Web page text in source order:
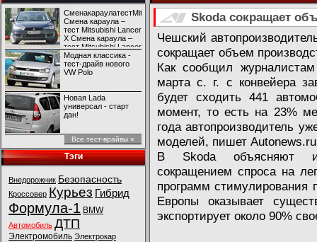
СменакараулатестMitsubishiLancerX
Смена караула –
тест Mitsubishi Lancer
X Смена караула –
тест Mitsubishi Lancer
X
Модная классика -
тест-драйв нового
VW Polo
Новая Lada
универсал - старт
дан!
Все тест-врайвы »
Тэги
Внедорожник Безопасность
Кроссовер Курьез Гибрид
Формула-1 BMW
Автомобиль ДТП
Электромобиль Электрокар
Skoda сокращает
Чешский
сокращает объем
Как сообщил
марта с. г. с конвейера
будет сходить 441
момент, то есть на 23%
года автопроизводитель
моделей, пишет
В Skoda объясняют
сокращением спроса на
программ стимулирования
Европы оказывает
экспортирует около 90%